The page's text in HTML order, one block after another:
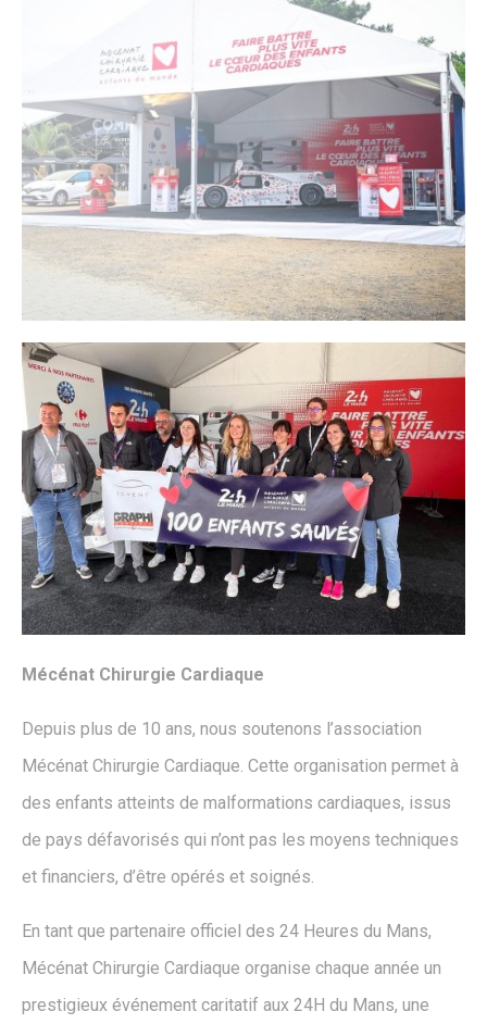
Mécénat Chirurgie Cardiaque
Depuis plus de 10 ans, nous soutenons l’association
Mécénat Chirurgie Cardiaque. Cette organisation permet à
des enfants atteints de malformations cardiaques, issus
de pays défavorisés qui n’ont pas les moyens techniques
et financiers, d’être opérés et soignés.
En tant que partenaire officiel des 24 Heures du Mans,
Mécénat Chirurgie Cardiaque organise chaque année un
prestigieux événement caritatif aux 24H du Mans, une